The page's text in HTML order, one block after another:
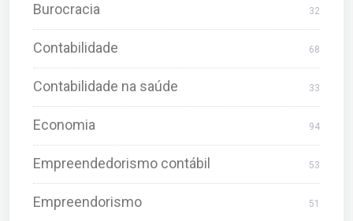
Burocracia 32
Contabilidade 68
Contabilidade na saúde 33
Economia 94
Empreendedorismo contábil 53
Empreendorismo 51